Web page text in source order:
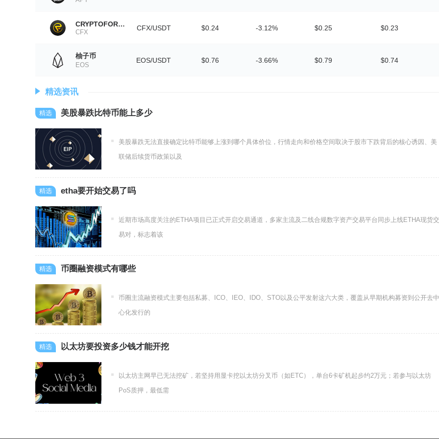
CRYPTOFOREX
CFX
CFX/USDT $0.24 -3.12% $0.25 $0.23
柚子币
EOS
EOS/USDT $0.76 -3.66% $0.79 $0.74
精选资讯
美股暴跌比特币能上多少
美股暴跌无法直接确定比特币能够上涨到哪个具体价位，行情走向和价格空间取决于股市下跌背后的核心诱因、美
联储后续货币政策以及
etha要开始交易了吗
近期市场高度关注的ETHA项目已正式开启交易通道，多家主流及二线合规数字资产交易平台同步上线ETHA现货交
易对，标志着该
币圈融资模式有哪些
币圈主流融资模式主要包括私募、ICO、IEO、IDO、STO以及公平发射这六大类，覆盖从早期机构募资到公开去中
心化发行的
以太坊要投资多少钱才能开挖
以太坊主网早已无法挖矿，若坚持用显卡挖以太坊分叉币（如ETC），单台6卡矿机起步约2万元；若参与以太坊
PoS质押，最低需